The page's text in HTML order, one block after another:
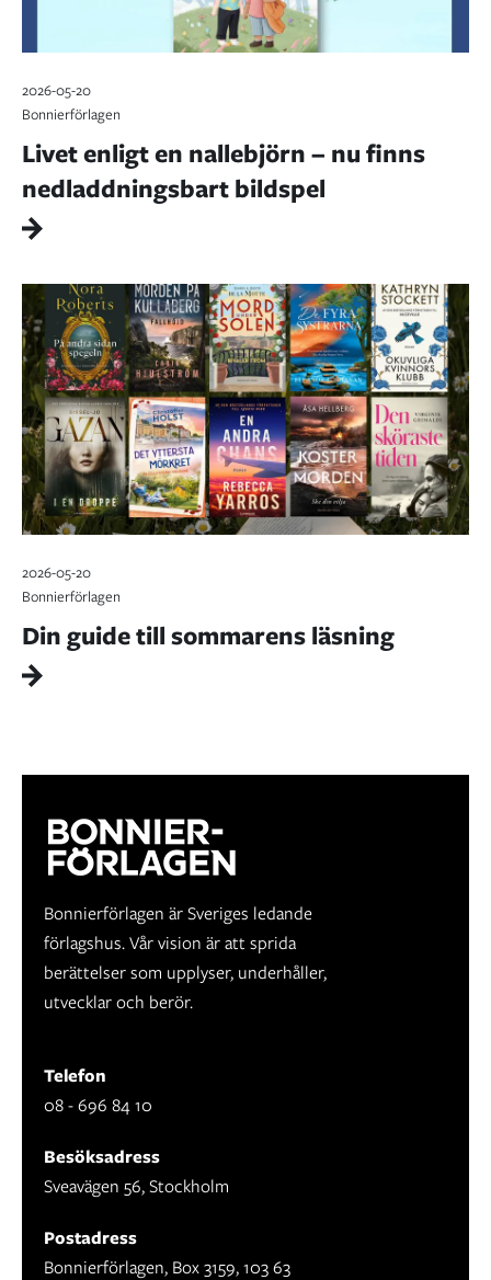
2026-05-20
Bonnierförlagen
Livet enligt en nallebjörn – nu finns
nedladdningsbart bildspel
2026-05-20
Bonnierförlagen
Din guide till sommarens läsning
Bonnierförlagen är Sveriges ledande
förlagshus. Vår vision är att sprida
berättelser som upplyser, underhåller,
utvecklar och berör.
Telefon
08 - 696 84 10
Besöksadress
Sveavägen 56, Stockholm
Postadress
Bonnierförlagen, Box 3159, 103 63